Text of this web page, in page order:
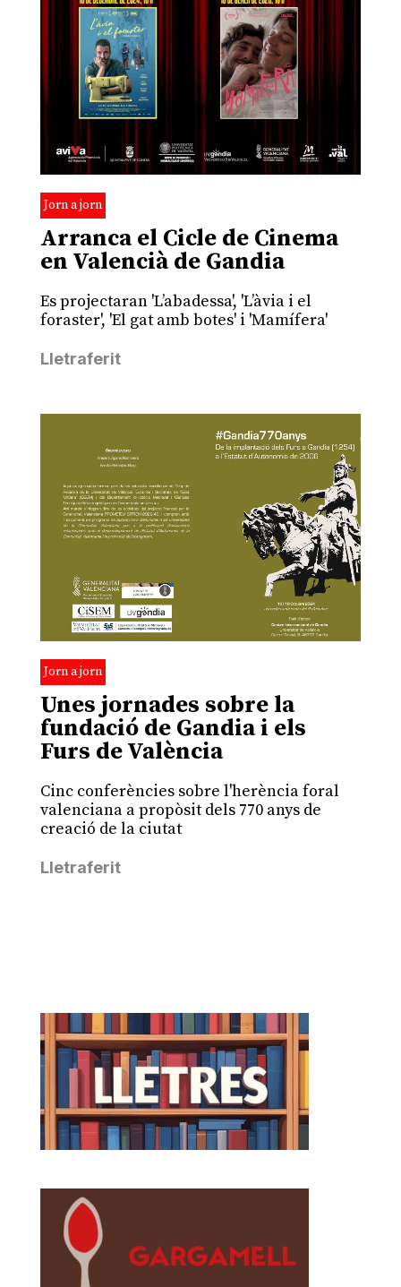
Jorn a jorn
Arranca el Cicle de Cinema
en Valencià de Gandia
Es projectaran 'L’abadessa', 'L’àvia i el
foraster', 'El gat amb botes' i 'Mamífera'
Lletraferit
Jorn a jorn
Unes jornades sobre la
fundació de Gandia i els
Furs de València
Cinc conferències sobre l'herència foral
valenciana a propòsit dels 770 anys de
creació de la ciutat
Lletraferit